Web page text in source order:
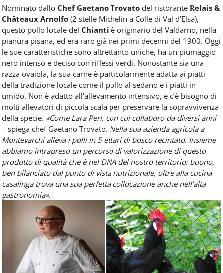
Nominato dallo Chef Gaetano Trovato del ristorante Relais &
Châteaux Arnolfo (2 stelle Michelin a Colle di Val d’Elsa),
questo pollo locale del Chianti è originario del Valdarno, nella
pianura pisana, ed era raro già nei primi decenni del 1900. Oggi
le sue caratteristiche sono altrettanto uniche, ha un piumaggio
nero intenso e deciso con riflessi verdi. Nonostante sia una
razza ovaiola, la sua carne è particolarmente adatta ai piatti
della tradizione locale come il pollo al sedano e i piatti in
umido. Non è adatto all'allevamento intensivo, e c’è bisogno di
molti allevatori di piccola scala per preservare la sopravvivenza
della specie. «Come Lara Peri, con cui collaboro da diversi anni
– spiega chef Gaetano Trovato. Nella sua azienda agricola a
Montevarchi alleva i polli in 5 ettari di bosco recintato. Insieme
abbiamo intrapreso un percorso di valorizzazione di questo
prodotto di qualità che è nel DNA del nostro territorio: buono,
ben bilanciato dal punto di vista nutrizionale, oltre alla cucina
casalinga trova una sua perfetta collocazione anche nell’alta
gastronomia».